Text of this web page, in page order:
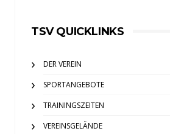
TSV QUICKLINKS
DER VEREIN
SPORTANGEBOTE
TRAININGSZEITEN
VEREINSGELÄNDE